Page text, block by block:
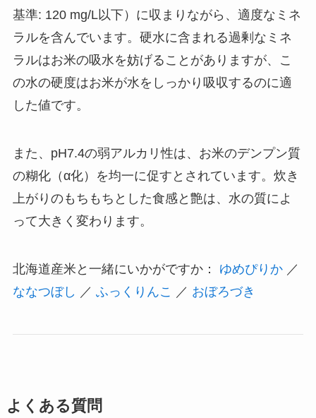
基準: 120 mg/L以下）に収まりながら、適度なミネ
ラルを含んでいます。硬水に含まれる過剰なミネ
ラルはお米の吸水を妨げることがありますが、こ
の水の硬度はお米が水をしっかり吸収するのに適
した値です。
また、pH7.4の弱アルカリ性は、お米のデンプン質
の糊化（α化）を均一に促すとされています。炊き
上がりのもちもちとした食感と艶は、水の質によ
って大きく変わります。
北海道産米と一緒にいかがですか： ゆめぴりか／
ななつぼし ／ ふっくりんこ ／ おぼろづき
よくある質問